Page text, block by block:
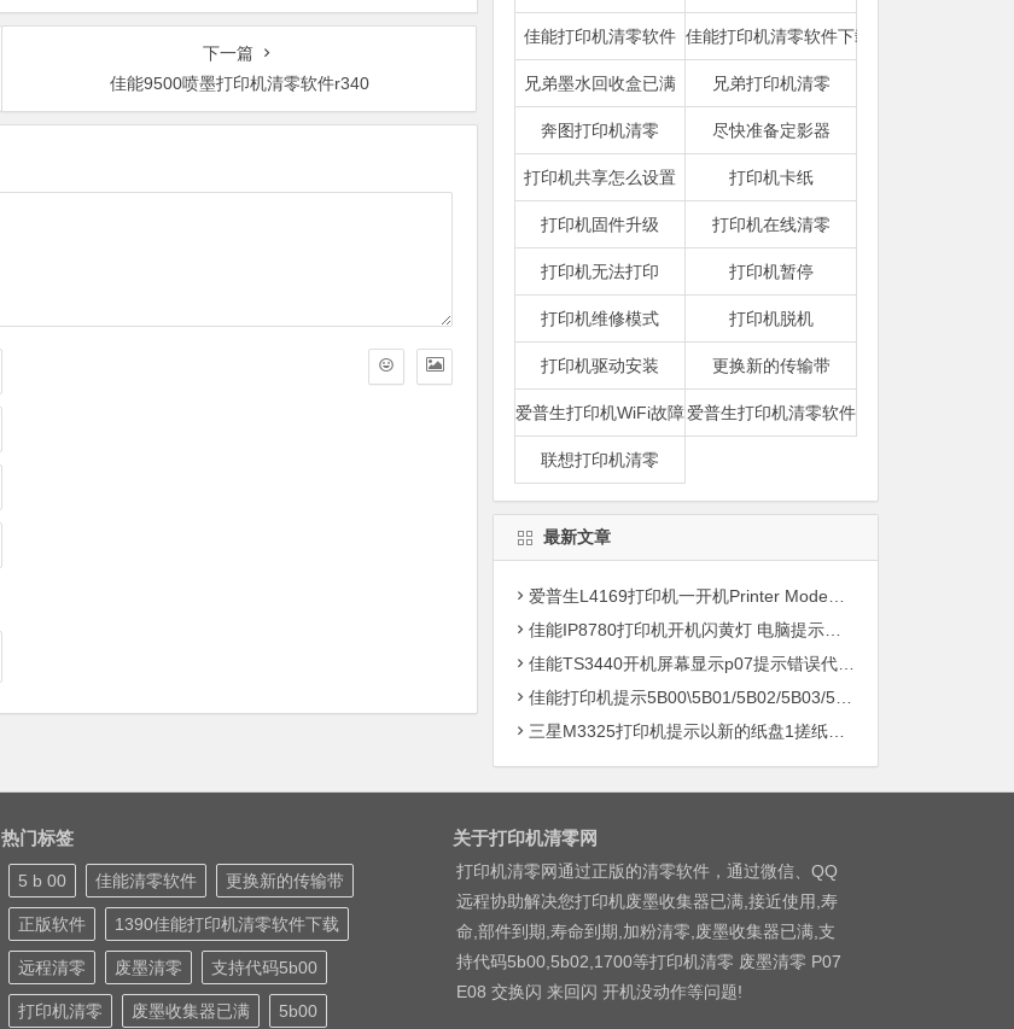
下一篇
佳能9500喷墨打印机清零软件r340
佳能打印机清零软件 佳能打印机清零软件下载
兄弟墨水回收盒已满 兄弟打印机清零
奔图打印机清零 尽快准备定影器
打印机共享怎么设置 打印机卡纸
打印机固件升级 打印机在线清零
打印机无法打印 打印机暂停
打印机维修模式 打印机脱机
打印机驱动安装 更换新的传输带
爱普生打印机WiFi故障爱普生打印机清零软件
联想打印机清零
最新文章
爱普生L4169打印机一开机Printer Mode故障主板维修
佳能IP8780打印机开机闪黄灯 电脑提示错误5B00快速解决方案清零
佳能TS3440开机屏幕显示p07提示错误代码5B00快速解决方案 清零
佳能打印机提示5B00\5B01/5B02/5B03/5B04/5B11/5B12/5B13/5B14/1700/1702/1703/1704
三星M3325打印机提示以新的纸盘1搓纸轮进行更换
热门标签
5 b 00 佳能清零软件 更换新的传输带
正版软件 1390佳能打印机清零软件下载
远程清零 废墨清零 支持代码5b00
打印机清零 废墨收集器已满 5b00
关于打印机清零网
打印机清零网通过正版的清零软件，通过微信、QQ
远程协助解决您打印机废墨收集器已满,接近使用,寿
命,部件到期,寿命到期,加粉清零,废墨收集器已满,支
持代码5b00,5b02,1700等打印机清零 废墨清零 P07
E08 交换闪 来回闪 开机没动作等问题!